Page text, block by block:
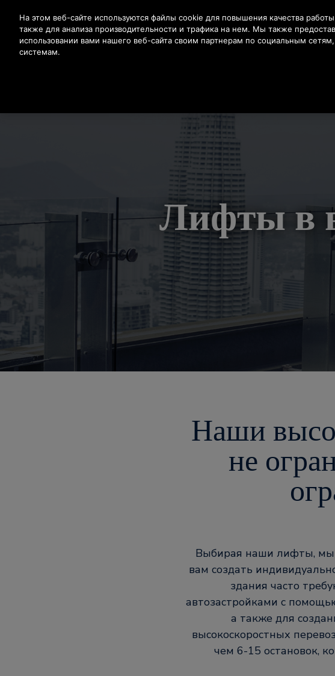
Нажмите Enter, чтобы перейти к основному содержанию
Лифты в
Наши
не
Выбирая наши лифты, мы
вам создать
здания часто
автозастройками с
а также для
высокоскоростных
чем 6-15 остановок,
На этом веб-сайте используются файлы cookie для повышения качества
также для анализа производительности и трафика на нем. Мы также
использовании вами нашего веб-сайта своим партнерам по социальным
системам.